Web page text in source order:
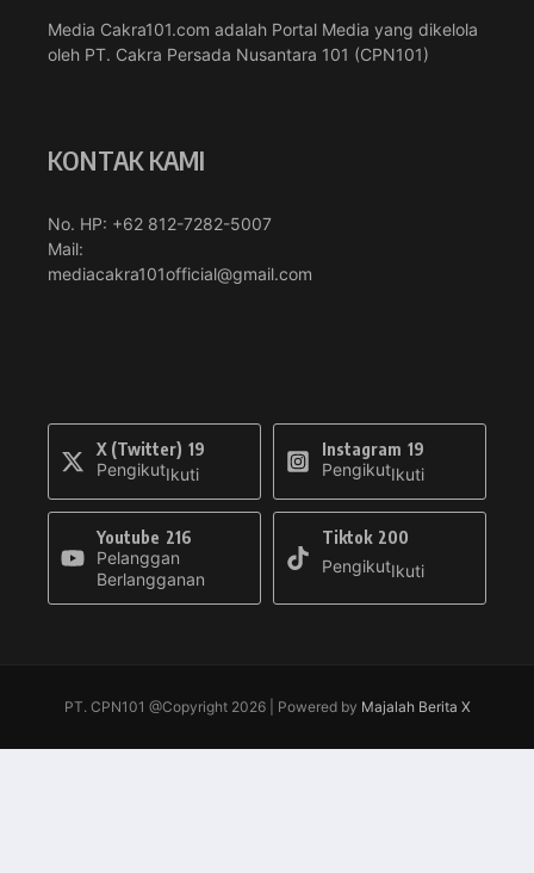
Media Cakra101.com adalah Portal Media yang dikelola
oleh PT. Cakra Persada Nusantara 101 (CPN101)
KONTAK KAMI
No. HP: +62 812-7282-5007
Mail:
mediacakra101official@gmail.com
X (Twitter) 19
PengikutIkuti
Instagram 19
PengikutIkuti
Youtube 216
Pelanggan
Berlangganan
Tiktok 200
PengikutIkuti
PT. CPN101 @Copyright 2026 | Powered by Majalah Berita X